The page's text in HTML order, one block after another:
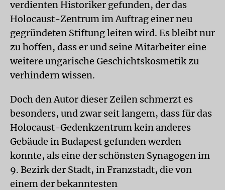
verdienten Historiker gefunden, der das
Holocaust-Zentrum im Auftrag einer neu
gegründeten Stiftung leiten wird. Es bleibt nur
zu hoffen, dass er und seine Mitarbeiter eine
weitere ungarische Geschichtskosmetik zu
verhindern wissen.
Doch den Autor dieser Zeilen schmerzt es
besonders, und zwar seit langem, dass für das
Holocaust-Gedenkzentrum kein anderes
Gebäude in Budapest gefunden werden
konnte, als eine der schönsten Synagogen im
9. Bezirk der Stadt, in Franzstadt, die von
einem der bekanntesten